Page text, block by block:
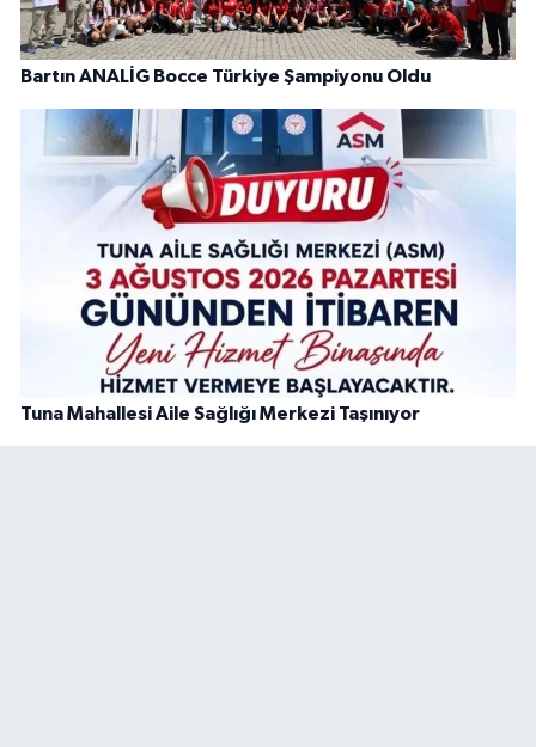
Bartın ANALİG Bocce Türkiye Şampiyonu Oldu
Tuna Mahallesi Aile Sağlığı Merkezi Taşınıyor